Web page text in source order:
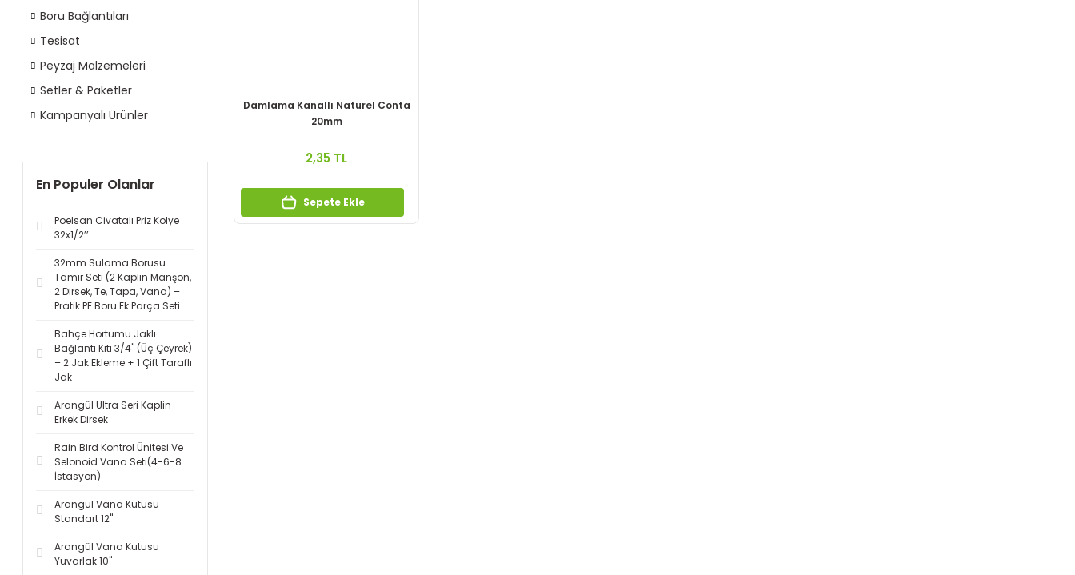
Boru Bağlantıları
Tesisat
Peyzaj Malzemeleri
Setler & Paketler
Kampanyalı Ürünler
En Populer Olanlar
Poelsan Civatalı Priz Kolye
32x1/2’’
32mm Sulama Borusu
Tamir Seti (2 Kaplin Manşon,
2 Dirsek, Te, Tapa, Vana) –
Pratik PE Boru Ek Parça Seti
Bahçe Hortumu Jaklı
Bağlantı Kiti 3/4'' (Üç Çeyrek)
– 2 Jak Ekleme + 1 Çift Taraflı
Jak
Arangül Ultra Seri Kaplin
Erkek Dirsek
Rain Bird Kontrol Ünitesi Ve
Selonoid Vana Seti(4-6-8
İstasyon)
Arangül Vana Kutusu
Standart 12''
Arangül Vana Kutusu
Yuvarlak 10''
Damlama Kanallı Naturel Conta
20mm
2,35 TL
Sepete Ekle